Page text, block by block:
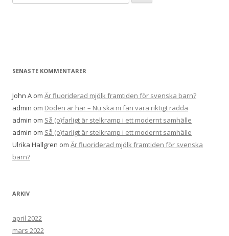
efter:
SENASTE KOMMENTARER
John A om Är fluoriderad mjölk framtiden för svenska barn?
admin om Döden är här – Nu ska ni fan vara riktigt rädda
admin om Så (o)farligt är stelkramp i ett modernt samhälle
admin om Så (o)farligt är stelkramp i ett modernt samhälle
Ulrika Hallgren om Är fluoriderad mjölk framtiden för svenska
barn?
ARKIV
april 2022
mars 2022